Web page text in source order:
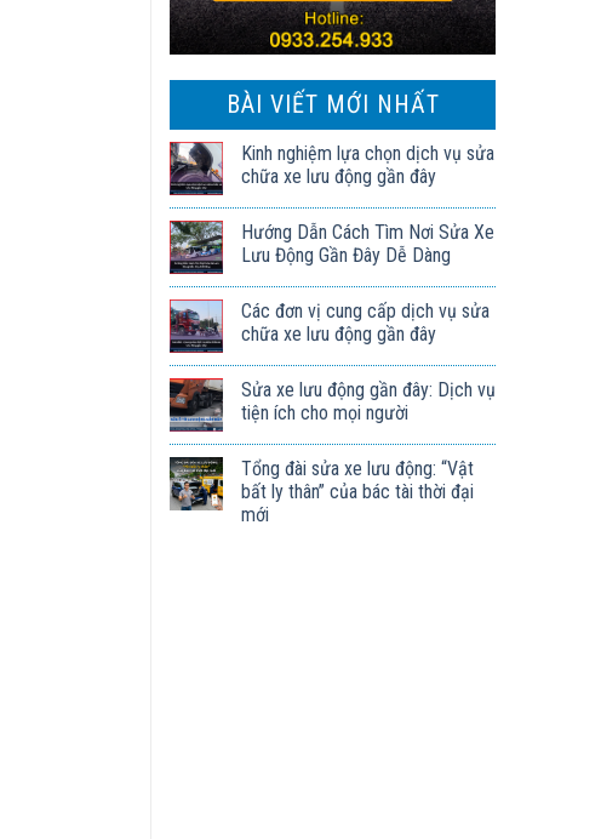
BÀI VIẾT MỚI NHẤT
Kinh nghiệm lựa chọn dịch vụ sửa
chữa xe lưu động gần đây
Hướng Dẫn Cách Tìm Nơi Sửa Xe
Lưu Động Gần Đây Dễ Dàng
Các đơn vị cung cấp dịch vụ sửa
chữa xe lưu động gần đây
Sửa xe lưu động gần đây: Dịch vụ
tiện ích cho mọi người
Tổng đài sửa xe lưu động: “Vật
bất ly thân” của bác tài thời đại
mới